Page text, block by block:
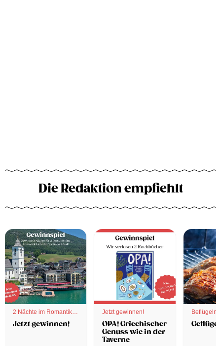
Die Redaktion empfiehlt
2 Nächte im Romantik
Hotel
Jetzt gewinnen!
Jetzt gewinnen!
OPA! Griechischer
Genuss wie in der
Taverne